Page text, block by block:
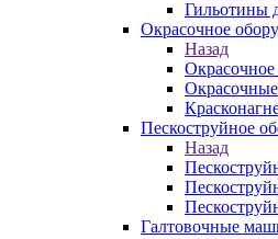
Гильотины
Окрасочное
Назад
Окрасочное
Пескоструйное
Назад
Галтовочные